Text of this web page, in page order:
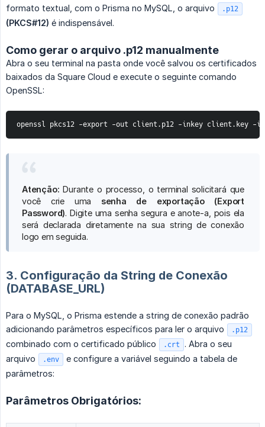
formato textual, com o Prisma no MySQL, o arquivo
.p12
(PKCS#12) é indispensável.
Como gerar o arquivo .p12 manualmente
Abra o seu terminal na pasta onde você salvou os certificados
baixados da Square Cloud e execute o seguinte comando
OpenSSL:
openssl pkcs12 -export -out client.p12 -inkey client.key
Atenção: Durante o processo, o terminal solicitará que
você crie uma senha de exportação (Export
Password). Digite uma senha segura e anote-a, pois ela
será declarada diretamente na sua string de conexão
logo em seguida.
3. Configuração da String de Conexão
(DATABASE_URL)
Para o MySQL, o Prisma estende a string de conexão padrão
adicionando parâmetros específicos para ler o arquivo
.p12
combinado com o certificado público .crt
. Abra o seu
arquivo
.env
e configure a variável seguindo a tabela de
parâmetros:
Parâmetros Obrigatórios: